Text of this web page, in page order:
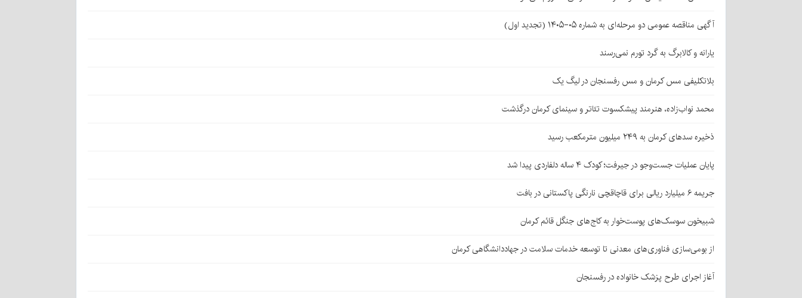
آگهی مناقصه عمومی دو مرحله‌ای به شماره ۰۵-۱۴۰۵ (تجدید اول)
یارانه و کالابرگ به گرد تورم نمی‌رسند
بلاتکلیفی مس کرمان و مس رفسنجان در لیگ یک
محمد نواب‌زاده، هنرمند پیشکسوت تئاتر و سینمای کرمان درگذشت
ذخیره سدهای کرمان به ۲۴۹ میلیون مترمکعب رسید
پایان عملیات جست‌وجو در جیرفت؛ کودک ۴ ساله دلفاردی پیدا شد
جریمه ۶ میلیارد ریالی برای قاچاقچی نارنگی پاکستانی در بافت
شبیخون سوسک‌های پوست‌خوار به کاج‌های جنگل قائم کرمان
از بومی‌سازی فناوری‌های معدنی تا توسعه خدمات سلامت در جهاددانشگاهی کرمان
آغاز اجرای طرح پزشک خانواده در رفسنجان